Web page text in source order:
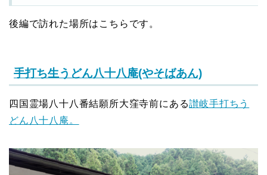
後編で訪れた場所はこちらです。
手打ち生うどん八十八庵(やそばあん)
四国霊場八十八番結願所大窪寺前にある讃岐手打ちう
どん八十八庵。